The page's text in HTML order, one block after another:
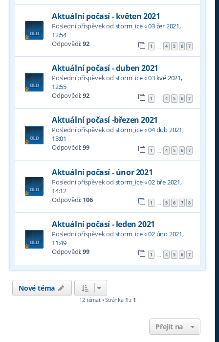
Aktuální počasí - květen 2021
Poslední příspěvek od storm_ice«03 čer 2021,
12:54
Odpovědi:92 1 … 4 5 6 7
Aktuální počasí - duben 2021
Poslední příspěvek od storm_ice«03 kvě 2021,
12:55
Odpovědi:92 1 … 4 5 6 7
Aktuální počasí -březen 2021
Poslední příspěvek od storm_ice«04 dub 2021,
13:01
Odpovědi:99 1 … 4 5 6 7
Aktuální počasí - únor 2021
Poslední příspěvek od storm_ice«02 bře 2021,
14:12
Odpovědi: 106 1 … 5 6 7 8
Aktuální počasí - leden 2021
Poslední příspěvek od storm_ice«02 úno 2021,
11:49
Odpovědi:99 1 … 4 5 6 7
Nové téma
12 témat • Stránka 1 z 1
Přejít na